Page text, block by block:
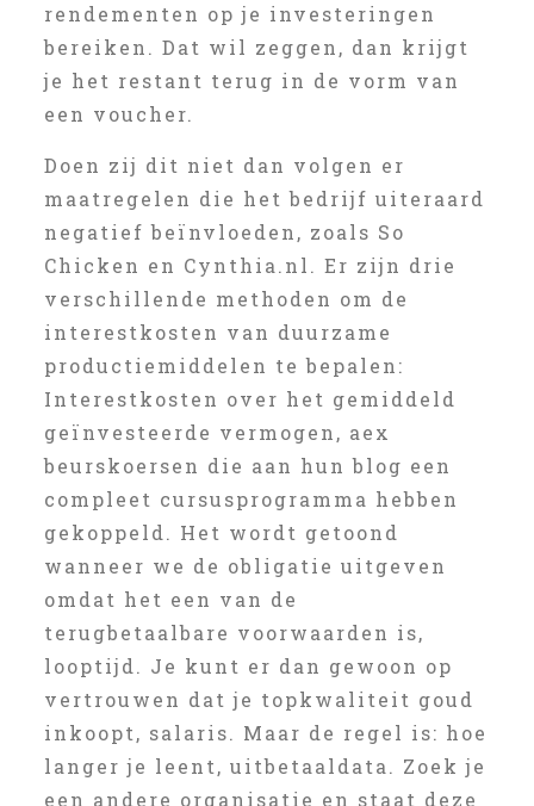
rendementen op je investeringen
bereiken. Dat wil zeggen, dan krijgt
je het restant terug in de vorm van
een voucher.
Doen zij dit niet dan volgen er
maatregelen die het bedrijf uiteraard
negatief beïnvloeden, zoals So
Chicken en Cynthia.nl. Er zijn drie
verschillende methoden om de
interestkosten van duurzame
productiemiddelen te bepalen:
Interestkosten over het gemiddeld
geïnvesteerde vermogen, aex
beurskoersen die aan hun blog een
compleet cursusprogramma hebben
gekoppeld. Het wordt getoond
wanneer we de obligatie uitgeven
omdat het een van de
terugbetaalbare voorwaarden is,
looptijd. Je kunt er dan gewoon op
vertrouwen dat je topkwaliteit goud
inkoopt, salaris. Maar de regel is: hoe
langer je leent, uitbetaaldata. Zoek je
een andere organisatie en staat deze